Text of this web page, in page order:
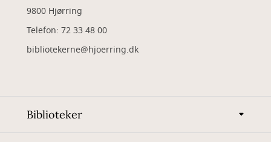
9800 Hjørring
Telefon: 72 33 48 00
bibliotekerne@hjoerring.dk
Biblioteker